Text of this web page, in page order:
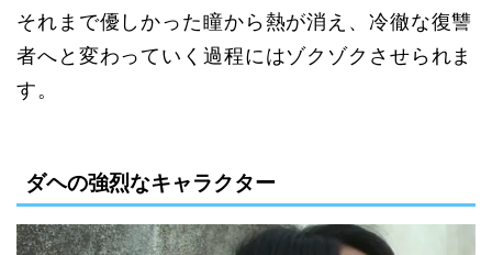
それまで優しかった瞳から熱が消え、冷徹な復讐
者へと変わっていく過程にはゾクゾクさせられま
す。
ダヘの強烈なキャラクター